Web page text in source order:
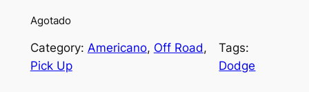
Agotado
Category: Americano, Off Road
Pick Up
Tags:
Dodge